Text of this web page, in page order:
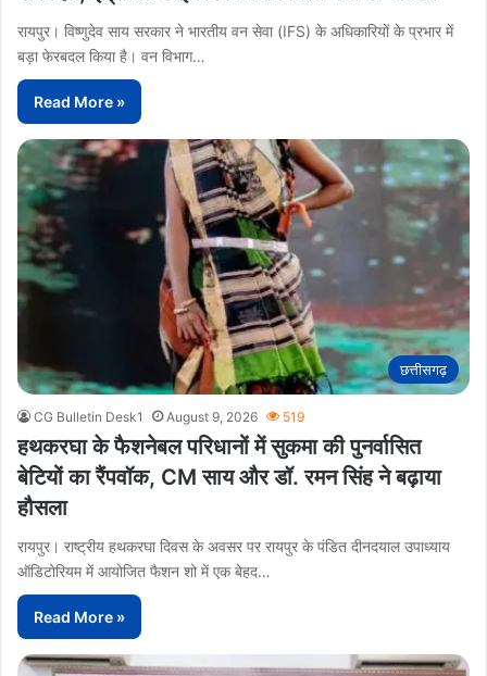
रायपुर। विष्णुदेव साय सरकार ने भारतीय वन सेवा (IFS) के अधिकारियों के प्रभार में
बड़ा फेरबदल किया है। वन विभाग…
Read More »
छत्तीसगढ़
CG Bulletin Desk1 August 9, 2026 519
हथकरघा के फैशनेबल परिधानों में सुकमा की पुनर्वासित
बेटियों का रैंपवॉक, CM साय और डॉ. रमन सिंह ने बढ़ाया
हौसला
रायपुर। राष्ट्रीय हथकरघा दिवस के अवसर पर रायपुर के पंडित दीनदयाल उपाध्याय
ऑडिटोरियम में आयोजित फैशन शो में एक बेहद…
Read More »